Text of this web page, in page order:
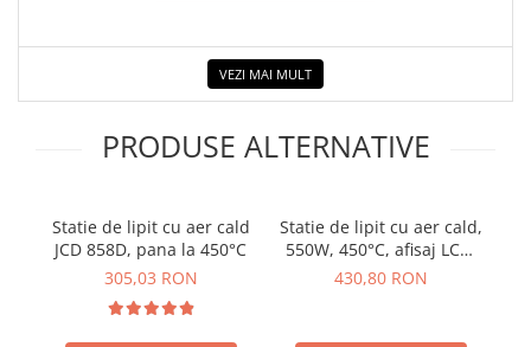
VEZI MAI MULT
PRODUSE ALTERNATIVE
Statie de lipit cu aer cald
JCD 858D, pana la 450°C
305,03 RON
Statie de lipit cu aer cald,
550W, 450°C, afisaj LCD,
FNIRSI SAG-55
430,80 RON